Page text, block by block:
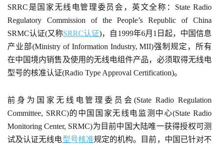
SRRC是国家无线电管理委员会，英文全称：State Radio
Regulatory Commission of the People’s Republic of China
SRMC认证(又称SRRC认证)，自1999年6月1日起，中国信息
产业部(Ministry of Information Industry, MII)强制规定，所有
在中国境内销售及使用的无线电组件产品，必须取得无线电
型号的核准认证(Radio Type Approval Certification)。
前身为国家无线电管理委员会(State Radio Regulation
Committee, SRRC)的中国国家无线电监测中心(State Radio
Monitoring Center, SRMC)为目前中国大陆唯一获得授权可测
试及认证无线电型号核准规定的机构。目前，中国已针对不